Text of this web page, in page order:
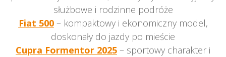
służbowe i rodzinne podróże
Fiat 500– kompaktowy i ekonomiczny model,
doskonały do jazdy po mieście
Cupra Formentor 2025 – sportowy charakter i